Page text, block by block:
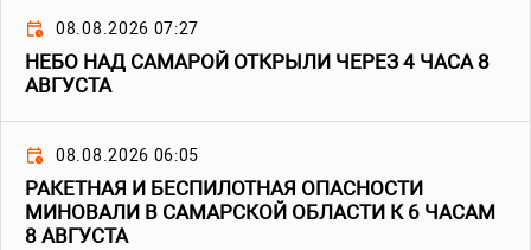
08.08.2026 07:27
НЕБО НАД САМАРОЙ ОТКРЫЛИ ЧЕРЕЗ 4 ЧАСА 8
АВГУСТА
08.08.2026 06:05
РАКЕТНАЯ И БЕСПИЛОТНАЯ ОПАСНОСТИ
МИНОВАЛИ В САМАРСКОЙ ОБЛАСТИ К 6 ЧАСАМ
8 АВГУСТА